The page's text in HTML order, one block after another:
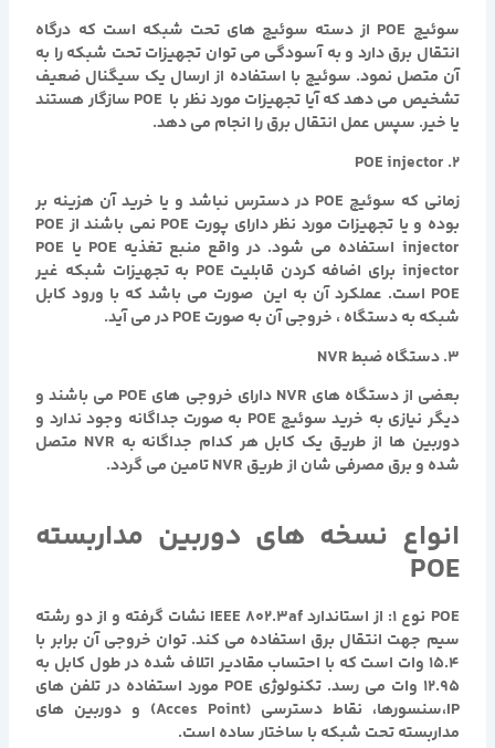
سوئیچ POE از دسته سوئیچ های تحت شبکه است که درگاه
انتقال برق دارد و به آسودگی می توان تجهیزات تحت شبکه را به
آن متصل نمود. سوئیچ با استفاده از ارسال یک سیگنال ضعیف
تشخیص می دهد که آیا تجهیزات مورد نظر با POE سازگار هستند
یا خیر. سپس عمل انتقال برق را انجام می دهد.
۲. POE injector
زمانی که سوئیچ POE در دسترس نباشد و یا خرید آن هزینه بر
بوده و یا تجهیزات مورد نظر دارای پورت POE نمی باشند از POE
injector استفاده می شود. در واقع منبع تغذیه POE یا POE
injector برای اضافه کردن قابلیت POE به تجهیزات شبکه غیر
POE است. عملکرد آن به این صورت می باشد که با ورود کابل
شبکه به دستگاه ، خروجی آن به صورت POE در می آید.
۳. دستگاه ضبط NVR
بعضی از دستگاه های NVR دارای خروجی های POE می باشند و
دیگر نیازی به خرید سوئیچ POE به صورت جداگانه وجود ندارد و
دوربین ها از طریق یک کابل هر کدام جداگانه به NVR متصل
شده و برق مصرفی شان از طریق NVR تامین می گردد.
انواع نسخه های دوربین مداربسته
POE
POE نوع ۱: از استاندارد IEEE 802.3af نشات گرفته و از دو رشته
سیم جهت انتقال برق استفاده می کند. توان خروجی آن برابر با
۱۵.۴ وات است که با احتساب مقادیر اتلاف شده در طول کابل به
۱۲.۹۵ وات می رسد. تکنولوژی POE مورد استفاده در تلفن های
IP،سنسورها، نقاط دسترسی (Acces Point) و دوربین های
مداربسته تحت شبکه با ساختار ساده است.